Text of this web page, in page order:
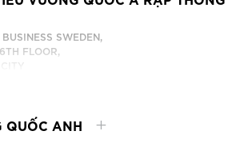
SWEDEN,
FLOOR,
QUỐC ANH